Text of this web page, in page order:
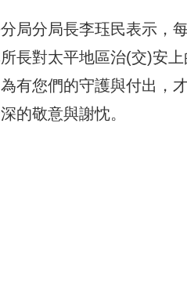
局分局長李珏民表示，
長對太平地區治(交)安上
有您們的守護與付出，
深的敬意與謝忱。